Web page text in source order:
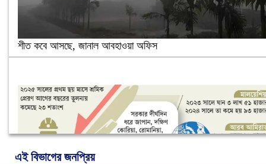
শীত কবে আসছে, জানাল আবহাওয়া অফিস
এই বিভাগের জনপ্রিয়